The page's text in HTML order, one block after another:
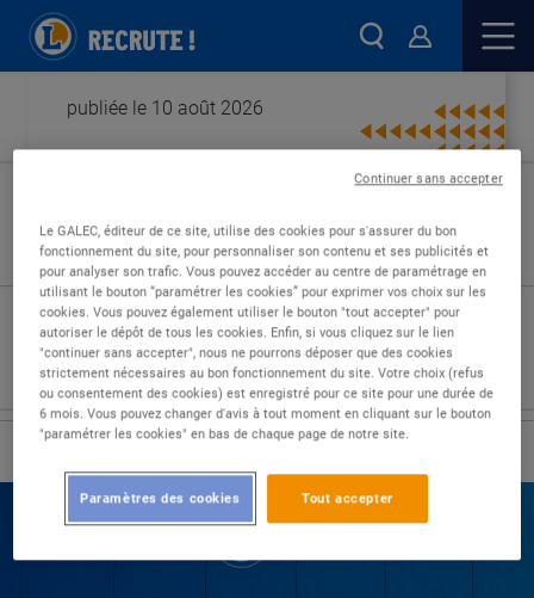
publiée le 10 août 2026
Type de contrat :
Expérience :
Études :
Le GALEC, éditeur de ce site, utilise des cookies pour s'assurer du bon
fonctionnement du site, pour personnaliser son contenu et ses publicités et
pour analyser son trafic. Vous pouvez accéder au centre de paramétrage en
utilisant le bouton “paramétrer les cookies” pour exprimer vos choix sur les
cookies. Vous pouvez également utiliser le bouton "tout accepter" pour
autoriser le dépôt de tous les cookies. Enfin, si vous cliquez sur le lien
"continuer sans accepter", nous ne pourrons déposer que des cookies
strictement nécessaires au bon fonctionnement du site. Votre choix (refus
ou consentement des cookies) est enregistré pour ce site pour une durée de
6 mois. Vous pouvez changer d'avis à tout moment en cliquant sur le bouton
"paramétrer les cookies" en bas de chaque page de notre site.
Tout accepter
Paramètres des cookies
Continuer sans accepter